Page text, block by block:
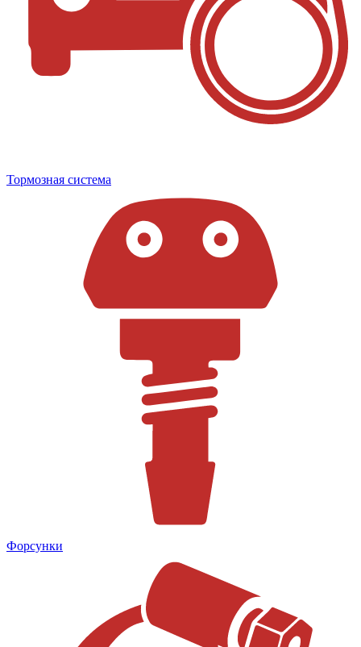
Тормозная система
Форсунки